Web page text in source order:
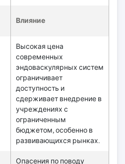
Влияние
Высокая цена
современных
эндоваскулярных систем
ограничивает
доступность и
сдерживает внедрение в
учреждениях с
ограниченным
бюджетом, особенно в
развивающихся рынках.
Опасения по поводу